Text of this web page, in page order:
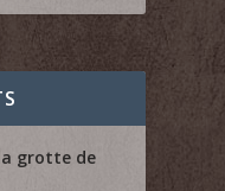
grotte de